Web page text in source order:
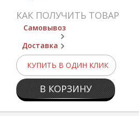
КАК ПОЛУЧИТЬ ТОВАР
Самовывоз
Доставка
КУПИТЬ В ОДИН КЛИК
В КОРЗИНУ